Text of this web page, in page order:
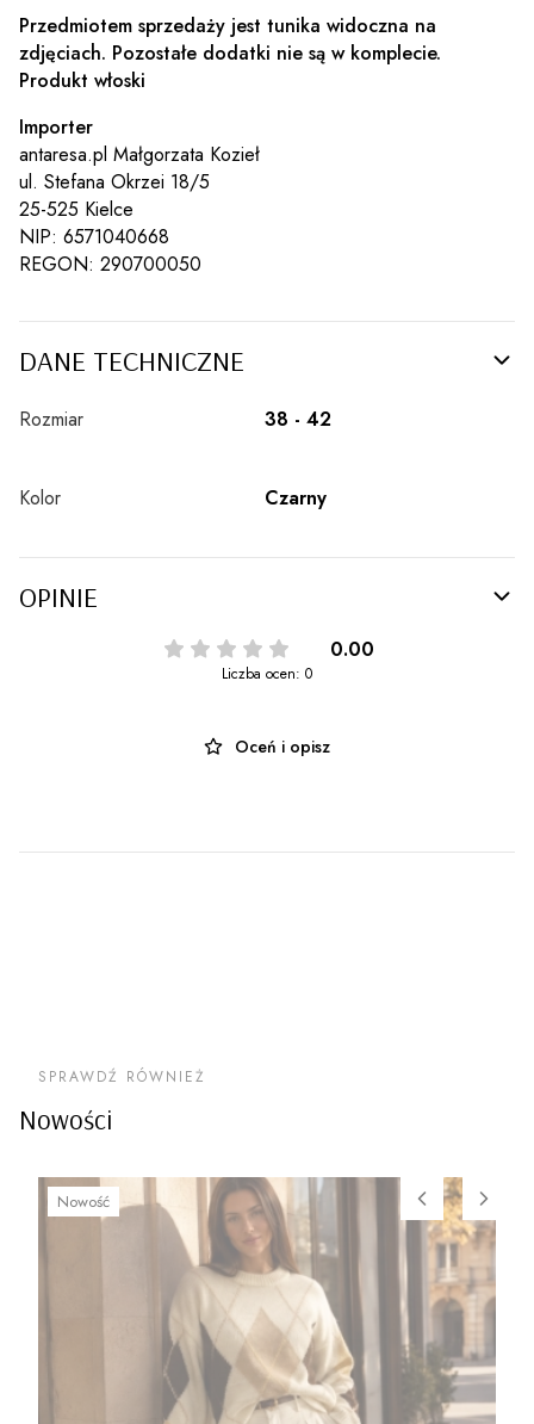
Przedmiotem sprzedaży jest tunika widoczna na
zdjęciach. Pozostałe dodatki nie są w komplecie.
Produkt włoski
Importer
antaresa.pl Małgorzata Kozieł
ul. Stefana Okrzei 18/5
25-525 Kielce
NIP: 6571040668
REGON: 290700050
DANE TECHNICZNE
Rozmiar 38 - 42
Kolor Czarny
OPINIE
0.00
Liczba ocen: 0
Oceń i opisz
Nowości
SPRAWDŹ RÓWNIEŻ
Nowość